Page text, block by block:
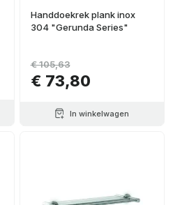
Handdoekrek plank inox
304 "Gerunda Series"
€ 73,80
€ 105,63
In winkelwagen